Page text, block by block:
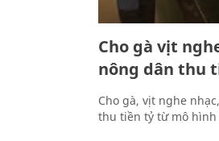
Cho gà vịt
nông dân thu
Cho gà, vịt nghe
thu tiền tỷ từ mô